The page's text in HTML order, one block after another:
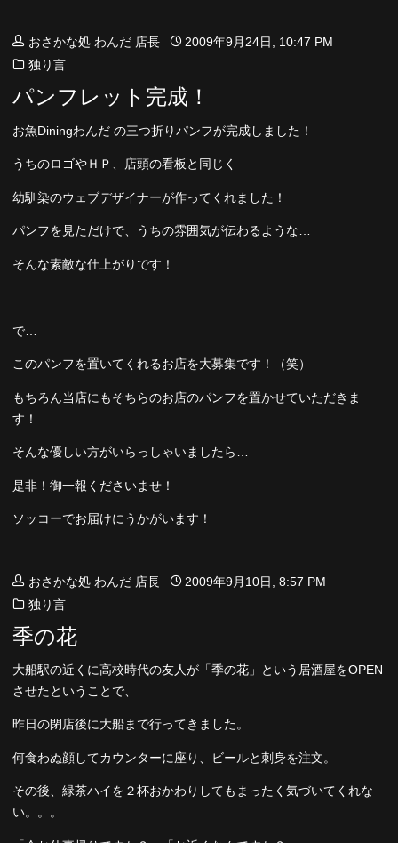
おさかな処 わんだ 店長
2009年9月24日, 10:47 PM
独り言
パンフレット完成！
お魚Diningわんだ の三つ折りパンフが完成しました！
うちのロゴやＨＰ、店頭の看板と同じく
幼馴染のウェブデザイナーが作ってくれました！
パンフを見ただけで、うちの雰囲気が伝わるような…
そんな素敵な仕上がりです！
で…
このパンフを置いてくれるお店を大募集です！（笑）
もちろん当店にもそちらのお店のパンフを置かせていただきま
す！
そんな優しい方がいらっしゃいましたら…
是非！御一報くださいませ！
ソッコーでお届けにうかがいます！
おさかな処 わんだ 店長
2009年9月10日, 8:57 PM
独り言
季の花
大船駅の近くに高校時代の友人が「季の花」という居酒屋をOPEN
させたということで、
昨日の閉店後に大船まで行ってきました。
何食わぬ顔してカウンターに座り、ビールと刺身を注文。
その後、緑茶ハイを２杯おかわりしてもまったく気づいてくれな
い。。。